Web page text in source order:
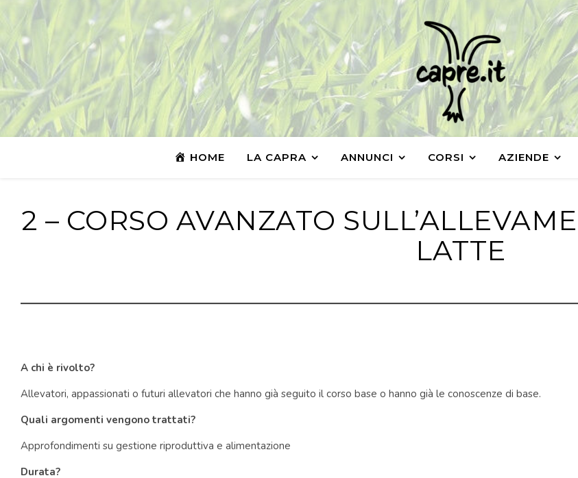
HOME LA CAPRA ANNUNCI CORSI AZIENDE
2 – CORSO AVANZATO
LATTE
A chi è rivolto?
Allevatori, appassionati o futuri allevatori che hanno già seguito il corso base o hanno già le conoscenze di base.
Quali argomenti vengono trattati?
Approfondimenti su gestione riproduttiva e alimentazione
Durata?